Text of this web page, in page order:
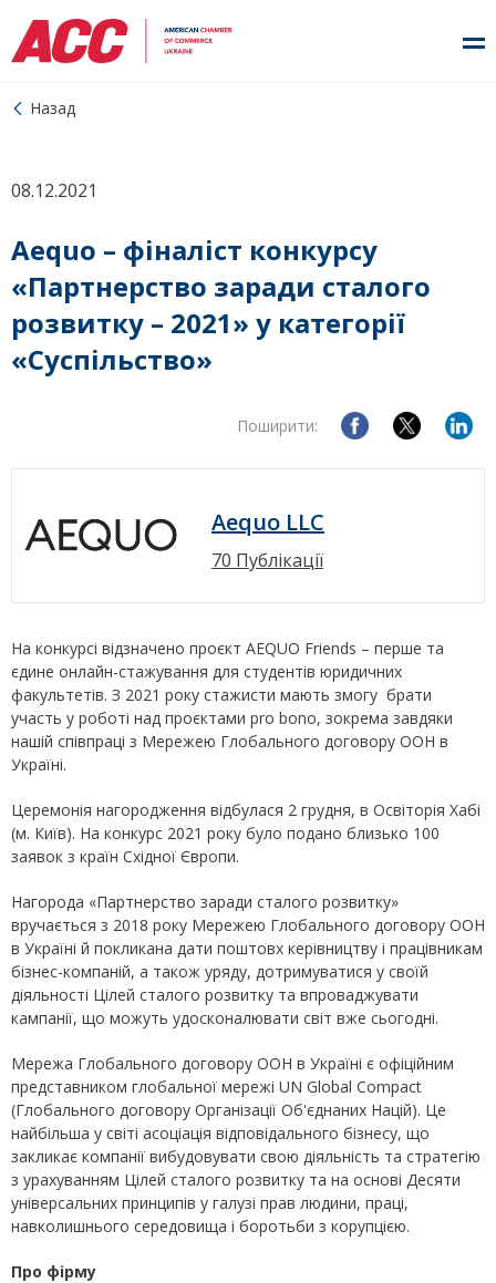
Назад
08.12.2021
Aequo – фіналіст конкурсу
«Партнерство заради сталого
розвитку – 2021» у категорії
«Суспільство»
Поширити:
Aequo LLC
70 Публікації
На конкурсі відзначено проєкт AEQUO Friends – перше та
єдине онлайн-стажування для студентів юридичних
факультетів. З 2021 року стажисти мають змогу брати
участь у роботі над проєктами pro bono, зокрема завдяки
нашій співпраці з Мережею Глобального договору ООН в
Україні.
Церемонія нагородження відбулася 2 грудня, в Освіторія Хабі
(м. Київ). На конкурс 2021 року було подано близько 100
заявок з країн Східної Європи.
Нагорода «Партнерство заради сталого розвитку»
вручається з 2018 року Мережею Глобального договору ООН
в Україні й покликана дати поштовх керівництву і працівникам
бізнес-компаній, а також уряду, дотримуватися у своїй
діяльності Цілей сталого розвитку та впроваджувати
кампанії, що можуть удосконалювати світ вже сьогодні.
Мережа Глобального договору ООН в Україні є офіційним
представником глобальної мережі UN Global Compact
(Глобального договору Організації Об'єднаних Націй). Це
найбільша у світі асоціація відповідального бізнесу, що
закликає компанії вибудовувати свою діяльність та стратегію
з урахуванням Цілей сталого розвитку та на основі Десяти
універсальних принципів у галузі прав людини, праці,
навколишнього середовища і боротьби з корупцією.
Про фірму